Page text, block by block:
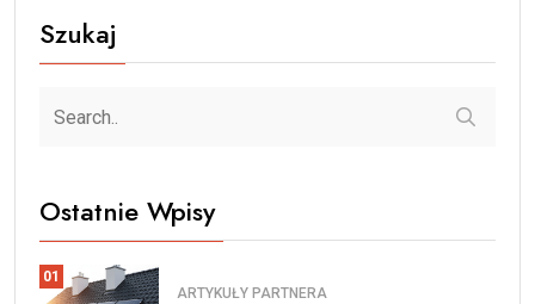
Szukaj
Ostatnie Wpisy
01
ARTYKUŁY PARTNERA